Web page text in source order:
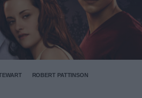
ROBERT PATTINSON